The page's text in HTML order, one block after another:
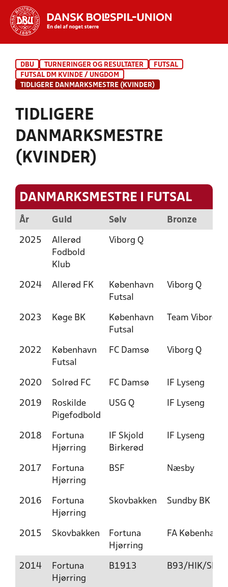
INDHOLD OG NYHEDER
DBU TURNERINGER OG RESULTATER
FUTSAL
FUTSAL DM KVINDE / UNGDOM
TIDLIGERE DANMARKSMESTRE (KVINDER)
TIDLIGERE
DANMARKSMESTRE
(KVINDER)
DANMARKSMESTRE I FUTSAL
År Guld Sølv Bronze
2025
Allerød
Fodbold
Klub
Viborg Q
2024 Allerød FK
København
Futsal
Viborg Q
2023 Køge BK
København
Futsal
Team Viborg
2022
København
Futsal
FC Damsø Viborg Q
2020 Solrød FC FC Damsø IF Lyseng
2019
Roskilde
Pigefodbold
USG Q IF Lyseng
2018
Fortuna
Hjørring
IF Skjold
Birkerød
IF Lyseng
2017
Fortuna
Hjørring
BSF Næsby
2016
Fortuna
Hjørring
Skovbakken Sundby BK
2015 Skovbakken
Fortuna
Hjørring
FA København
2014
Fortuna
Hjørring
B1913 B93/HIK/